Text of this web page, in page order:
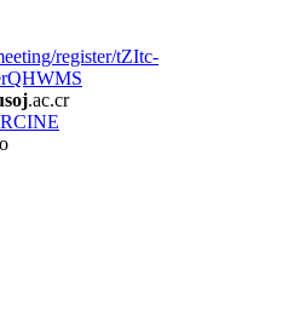
register/tZItc-
.ac.cr